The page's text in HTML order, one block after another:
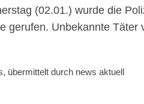
(02.01.) wurde die
gerufen. Unbekannte
übermittelt durch news aktuell